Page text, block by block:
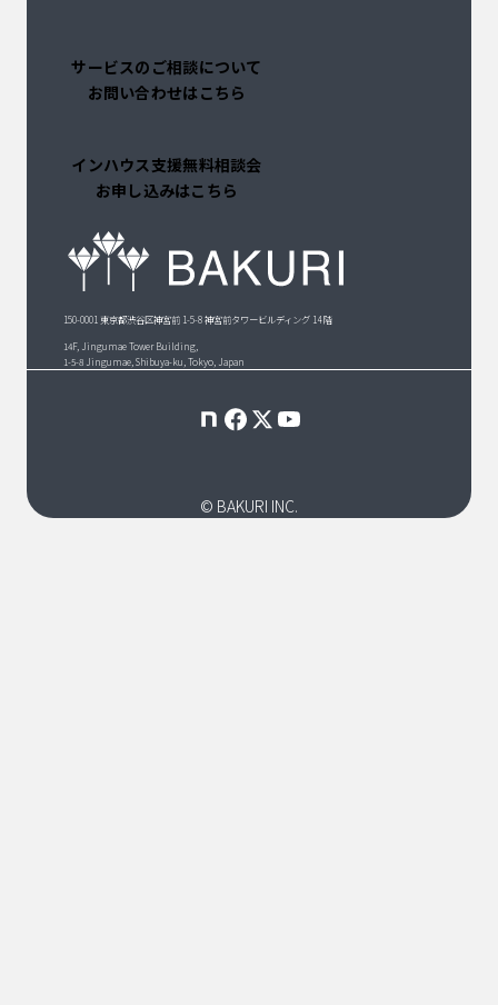
サービスのご相談について
お問い合わせはこちら
インハウス支援無料相談会
お申し込みはこちら
150-0001 東京都渋谷区神宮前 1-5-8 神宮前タワービルディング 14 階
14F, Jingumae Tower Building,
1-5-8 Jingumae, Shibuya-ku, Tokyo, Japan
© BAKURI INC.